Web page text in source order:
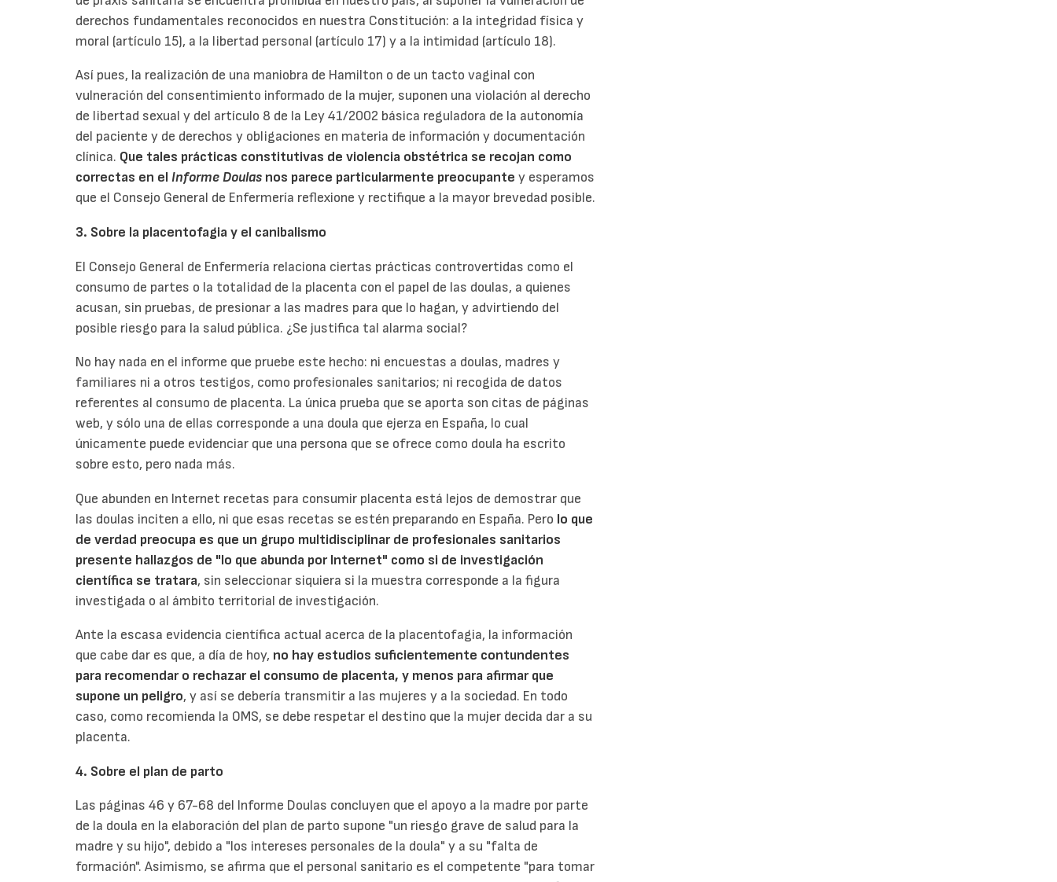
derechos fundamentales reconocidos en nuestra Constitución: a la integridad física y
moral (artículo 15), a la libertad personal (artículo 17) y a la intimidad (artículo 18).
Así pues, la realización de una maniobra de Hamilton o de un tacto vaginal con
vulneración del consentimiento informado de la mujer, suponen una violación al derecho
de libertad sexual y del artículo 8 de la Ley 41/2002 básica reguladora de la autonomía
del paciente y de derechos y obligaciones en materia de información y documentación
clínica. Que tales prácticas constitutivas de violencia obstétrica se recojan como
correctas en el Informe Doulas nos parece particularmente preocupante y esperamos
que el Consejo General de Enfermería reflexione y rectifique a la mayor brevedad posible.
3. Sobre la placentofagia y el canibalismo
El Consejo General de Enfermería relaciona ciertas prácticas controvertidas como el
consumo de partes o la totalidad de la placenta con el papel de las doulas, a quienes
acusan, sin pruebas, de presionar a las madres para que lo hagan, y advirtiendo del
posible riesgo para la salud pública. ¿Se justifica tal alarma social?
No hay nada en el informe que pruebe este hecho: ni encuestas a doulas, madres y
familiares ni a otros testigos, como profesionales sanitarios; ni recogida de datos
referentes al consumo de placenta. La única prueba que se aporta son citas de páginas
web, y sólo una de ellas corresponde a una doula que ejerza en España, lo cual
únicamente puede evidenciar que una persona que se ofrece como doula ha escrito
sobre esto, pero nada más.
Que abunden en Internet recetas para consumir placenta está lejos de demostrar que
las doulas inciten a ello, ni que esas recetas se estén preparando en España. Pero lo que
de verdad preocupa es que un grupo multidisciplinar de profesionales sanitarios
presente hallazgos de "lo que abunda por Internet" como si de investigación
científica se tratara, sin seleccionar siquiera si la muestra corresponde a la figura
investigada o al ámbito territorial de investigación.
Ante la escasa evidencia científica actual acerca de la placentofagia, la información
que cabe dar es que, a día de hoy, no hay estudios suficientemente contundentes
para recomendar o rechazar el consumo de placenta, y menos para afirmar que
supone un peligro, y así se debería transmitir a las mujeres y a la sociedad. En todo
caso, como recomienda la OMS, se debe respetar el destino que la mujer decida dar a su
placenta.
4. Sobre el plan de parto
Las páginas 46 y 67-68 del Informe Doulas concluyen que el apoyo a la madre por parte
de la doula en la elaboración del plan de parto supone "un riesgo grave de salud para la
madre y su hijo", debido a "los intereses personales de la doula" y a su "falta de
formación". Asimismo, se afirma que el personal sanitario es el competente "para tomar